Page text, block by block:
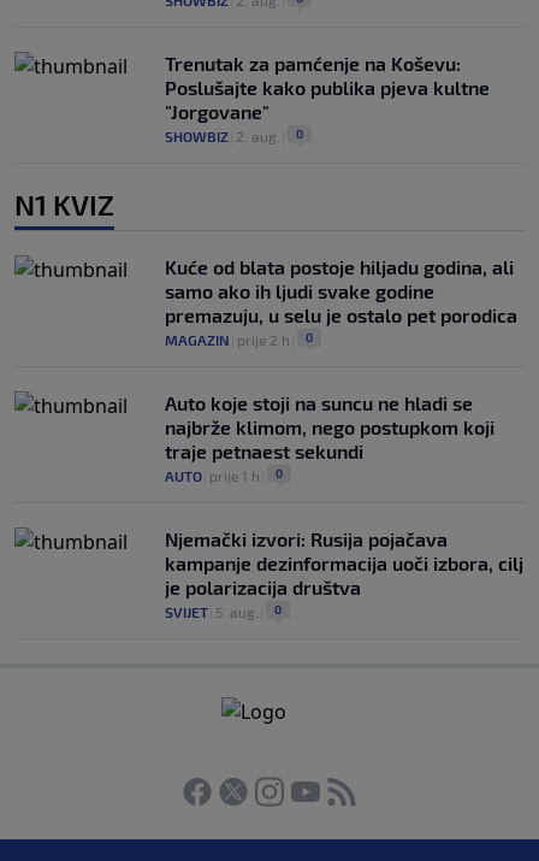
Trenutak za pamćenje na Koševu:
Poslušajte kako publika pjeva kultne
"Jorgovane"
SHOWBIZ 2. aug. 0
N1 KVIZ
Kuće od blata postoje hiljadu godina, ali
samo ako ih ljudi svake godine
premazuju, u selu je ostalo pet porodica
MAGAZIN prije 2 h 0
Auto koje stoji na suncu ne hladi se
najbrže klimom, nego postupkom koji
traje petnaest sekundi
AUTO prije 1 h 0
Njemački izvori: Rusija pojačava
kampanje dezinformacija uoči izbora, cilj
je polarizacija društva
SVIJET 5. aug. 0